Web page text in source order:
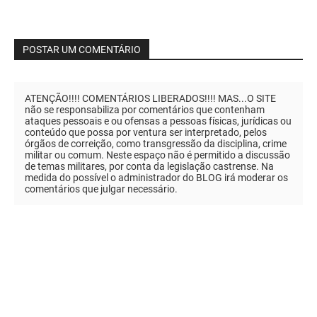
POSTAR UM COMENTÁRIO
ATENÇÃO!!!! COMENTÁRIOS LIBERADOS!!!! MAS...O SITE
não se responsabiliza por comentários que contenham
ataques pessoais e ou ofensas a pessoas físicas, jurídicas ou
conteúdo que possa por ventura ser interpretado, pelos
órgãos de correição, como transgressão da disciplina, crime
militar ou comum. Neste espaço não é permitido a discussão
de temas militares, por conta da legislação castrense. Na
medida do possível o administrador do BLOG irá moderar os
comentários que julgar necessário.